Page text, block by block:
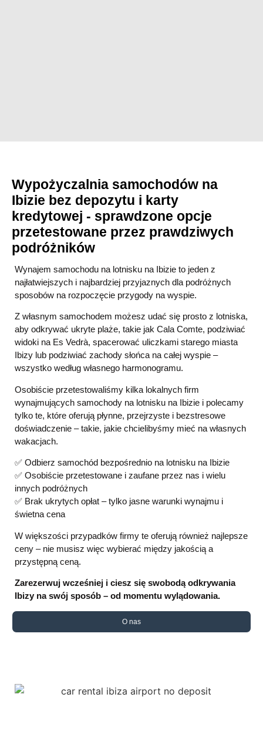
Wypożyczalnia samochodów na
Ibizie bez depozytu i karty
kredytowej - sprawdzone opcje
przetestowane przez prawdziwych
podróżników
Wynajem samochodu na lotnisku na Ibizie to jeden z
najłatwiejszych i najbardziej przyjaznych dla podróżnych
sposobów na rozpoczęcie przygody na wyspie.
Z własnym samochodem możesz udać się prosto z lotniska,
aby odkrywać ukryte plaże, takie jak Cala Comte, podziwiać
widoki na Es Vedrà, spacerować uliczkami starego miasta
Ibizy lub podziwiać zachody słońca na całej wyspie –
wszystko według własnego harmonogramu.
Osobiście przetestowaliśmy kilka lokalnych firm
wynajmujących samochody na lotnisku na Ibizie i polecamy
tylko te, które oferują płynne, przejrzyste i bezstresowe
doświadczenie – takie, jakie chcielibyśmy mieć na własnych
wakacjach.
✅ Odbierz samochód bezpośrednio na lotnisku na Ibizie
✅ Osobiście przetestowane i zaufane przez nas i wielu
innych podróżnych
✅ Brak ukrytych opłat – tylko jasne warunki wynajmu i
świetna cena
W większości przypadków firmy te oferują również najlepsze
ceny – nie musisz więc wybierać między jakością a
przystępną ceną.
Zarezerwuj wcześniej i ciesz się swobodą odkrywania
Ibizy na swój sposób – od momentu wylądowania.
O nas